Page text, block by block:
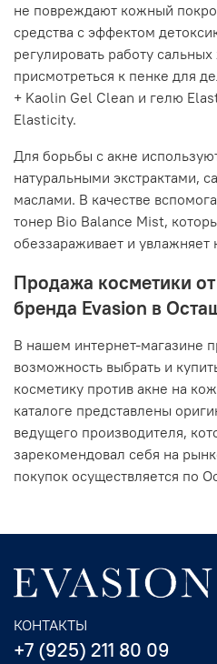
не повреждают кожный
средства с эффектом
регулировать работу
присмотреться к пенке для
+ Kaolin Gel Clean и гелю
Elasticity.
Для борьбы с акне
натуральными экстрактами,
маслами. В качестве
тонер Bio Balance Mist,
обеззараживает и увлажняет
Продажа косметики
бренда Evasion в
В нашем интернет-магазине
возможность выбрать и
косметику против акне на
каталоге представлены
ведущего производителя,
зарекомендовал себя на
покупок осуществляется по
КОНТАКТЫ
+7 (925) 211 80 09